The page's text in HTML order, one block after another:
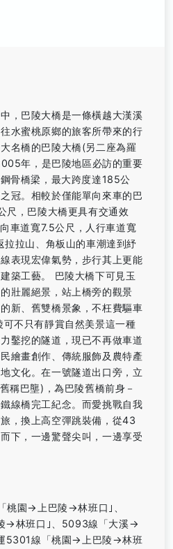
，巴陵大橋是一條橫越大漢溪
水蜜桃原鄉的旅客所帶來的行
名橋的巴陵大橋(另二座為羅
年，是巴陵地區必訪的重要
骨橋梁，最大跨度達185公
冠。相較於僅能單向來車的巴
尺，巴陵大橋更具有交通效
車道寬7.5公尺，人行車道寬
拉拉山、角板山的車潮達到紓
表現宏偉氣勢，步行其上更能
築工藝。 巴陵大橋下可見玉
壯麗絕景，站上橋旁的觀景
新、舊雙橋景象，不枉費驅車
不只有靜賞自然美景這一種
鑿挖的隧道，現已不再做車道
繪畫創作、傳統服飾及農特產
文化。在一號隧道出口旁，立
稱巴壟)，為巴陵舊橋前身－
線橋完工紀念。而愛挑戰自我
，換上高空彈跳裝備，從43
下，一邊驚聲尖叫，一邊享受
桃園→上巴陵→林班口｣、
→林班口｣、5093線「大溪→
5301線「桃園→上巴陵→林班